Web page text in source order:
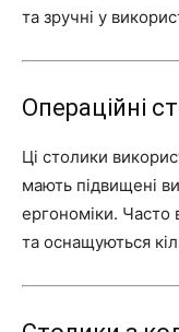
та зручні у
Операційні
Ці столики
мають підвищені
ергономіки. Часто
та оснащуються